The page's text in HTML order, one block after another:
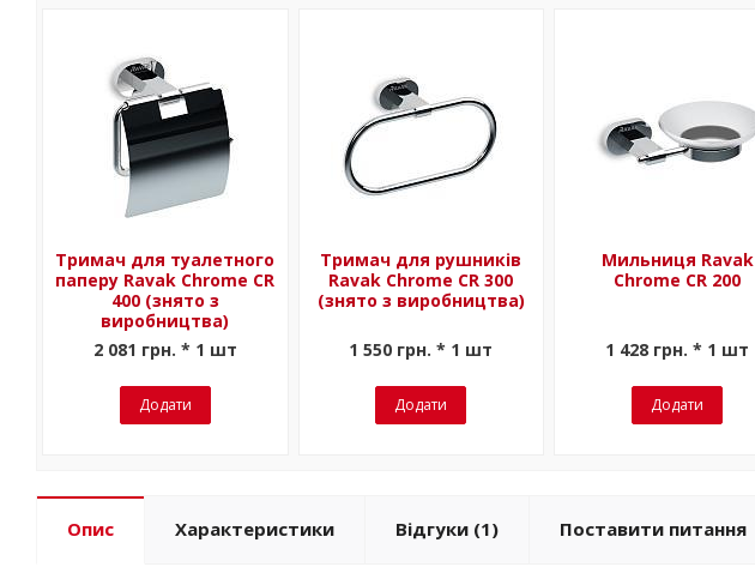
Тримач для туалетного
паперу Ravak Chrome CR
400 (знято з
виробництва)
2 081 грн. * 1 шт
Додати
Тримач для рушників
Ravak Chrome CR 300
(знято з виробництва)
1 550 грн. * 1 шт
Додати
Мильниця Ravak
Chrome CR 200
1 428 грн. * 1 шт
Додати
Опис Характеристики Відгуки (1) Поставити питання